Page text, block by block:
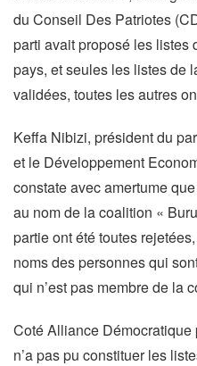
du Conseil Des Patriotes
parti avait proposé les listes
pays, et seules les listes de
validées, toutes les autres
Keffa Nibizi, président du
et le Développement
constate avec amertume
au nom de la coalition «
partie ont été toutes
noms des personnes qui
qui n’est pas membre de la
Coté Alliance
n’a pas pu constituer les